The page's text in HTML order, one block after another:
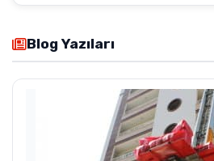
Blog Yazıları